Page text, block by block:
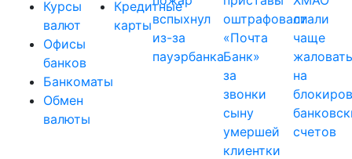
Курсы
валют
Офисы
банков
Банкоматы
Обмен
валюты
Кредитные
картывспыхнул
из-за
пауэрбанка
оштрафовали
«Почта
Банк»
за
звонки
сыну
умершей
клиентки
стали
чаще
на
счетов